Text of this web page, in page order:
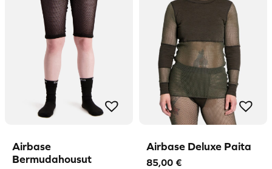
Airbase
Bermudahousut
Airbase Deluxe Paita
85,00 €